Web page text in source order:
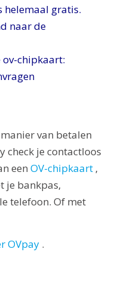
helemaal gratis.
naar de
ov-chipkaart:
van betalen
check je contactloos
een OV-chipkaart ,
je bankpas,
telefoon. Of met
OVpay .